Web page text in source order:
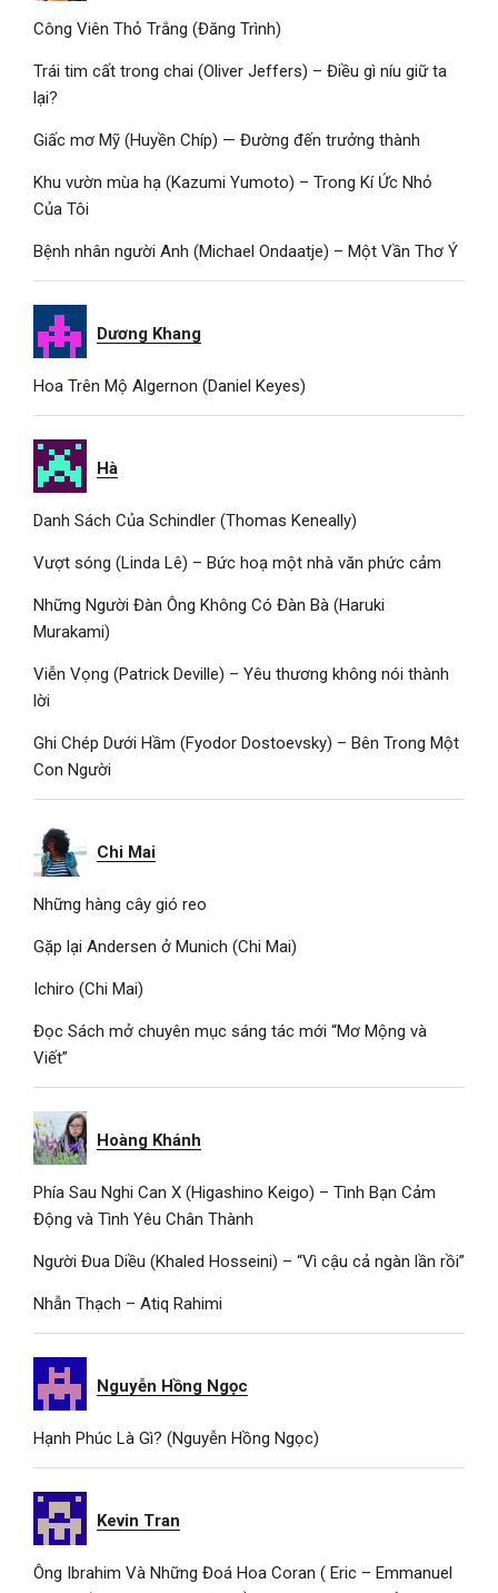
Công Viên Thỏ Trắng (Đăng Trình)
Trái tim cất trong chai (Oliver Jeffers) – Điều gì níu giữ ta
lại?
Giấc mơ Mỹ (Huyền Chíp) — Đường đến trưởng thành
Khu vườn mùa hạ (Kazumi Yumoto) – Trong Kí Ức Nhỏ
Của Tôi
Bệnh nhân người Anh (Michael Ondaatje) – Một Vần Thơ Ý
Dương Khang
Hoa Trên Mộ Algernon (Daniel Keyes)
Hà
Danh Sách Của Schindler (Thomas Keneally)
Vượt sóng (Linda Lê) – Bức hoạ một nhà văn phức cảm
Những Người Đàn Ông Không Có Đàn Bà (Haruki
Murakami)
Viễn Vọng (Patrick Deville) – Yêu thương không nói thành
lời
Ghi Chép Dưới Hầm (Fyodor Dostoevsky) – Bên Trong Một
Con Người
Chi Mai
Những hàng cây gió reo
Gặp lại Andersen ở Munich (Chi Mai)
Ichiro (Chi Mai)
Đọc Sách mở chuyên mục sáng tác mới “Mơ Mộng và
Viết”
Hoàng Khánh
Phía Sau Nghi Can X (Higashino Keigo) – Tình Bạn Cảm
Động và Tình Yêu Chân Thành
Người Đua Diều (Khaled Hosseini) – “Vì cậu cả ngàn lần rồi”
Nhẫn Thạch – Atiq Rahimi
Nguyễn Hồng Ngọc
Hạnh Phúc Là Gì? (Nguyễn Hồng Ngọc)
Kevin Tran
Ông Ibrahim Và Những Đoá Hoa Coran ( Eric – Emmanuel